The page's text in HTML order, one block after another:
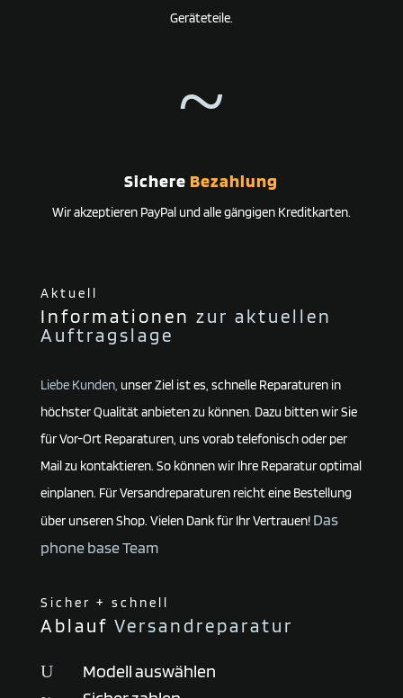
Geräteteile.
~
Sichere Bezahlung
Wir akzeptieren PayPal und alle gängigen Kreditkarten.
Aktuell
Informationen zur aktuellen
Auftragslage
Liebe Kunden, unser Ziel ist es, schnelle Reparaturen in
höchster Qualität anbieten zu können. Dazu bitten wir Sie
für Vor-Ort Reparaturen, uns vorab telefonisch oder per
Mail zu kontaktieren. So können wir Ihre Reparatur optimal
einplanen. Für Versandreparaturen reicht eine Bestellung
über unseren Shop. Vielen Dank für Ihr Vertrauen! Das
phone base Team
Sicher + schnell
Ablauf Versandreparatur
U Modell auswählen